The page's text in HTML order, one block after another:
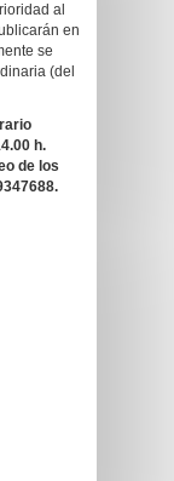
al
en
se
(del
h.
de los